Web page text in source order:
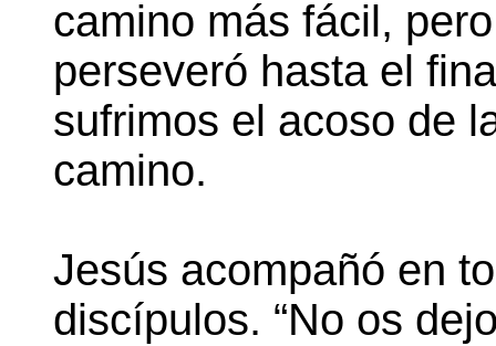
camino más fácil,
perseveró hasta el
sufrimos el acoso de
camino.
Jesús acompañó en
discípulos. “No os